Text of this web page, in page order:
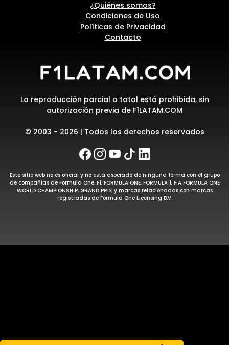
¿Quiénes somos?
Condiciones de Uso
Políticas de Privacidad
Contacto
La reproducción parcial o total está prohibida, sin
autorización previa de F1LATAM.COM
© 2003 - 2026 | Todos los derechos reservados
Este sitio web no es oficial y no está asociado de ninguna forma con el grupo
de compañías de Formula One. F1, FORMULA ONE, FORMULA 1, FIA FORMULA ONE
WORLD CHAMPIONSHIP, GRAND PRIX y marcas relacionadas con marcas
registradas de Formula One Licensing B.V.